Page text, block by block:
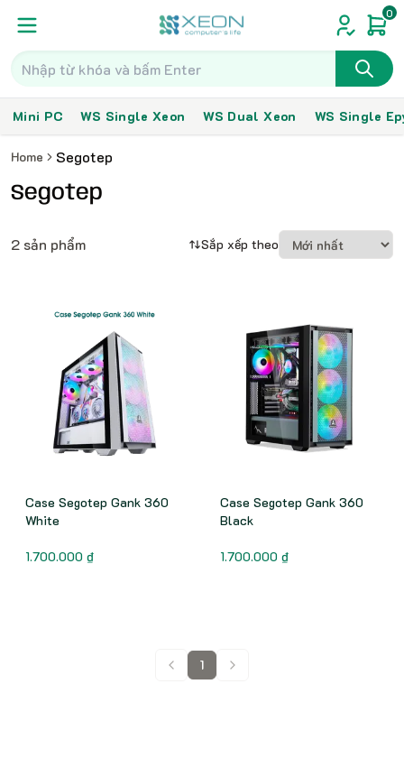
0
Mini PC WS Single Xeon WS Dual Xeon WS Single
Home Segotep
Segotep
2 sản phẩm Sắp xếp theo
Case Segotep Gank 360
White
1.700.000 ₫
Case Segotep Gank 360
Black
1.700.000 ₫
1